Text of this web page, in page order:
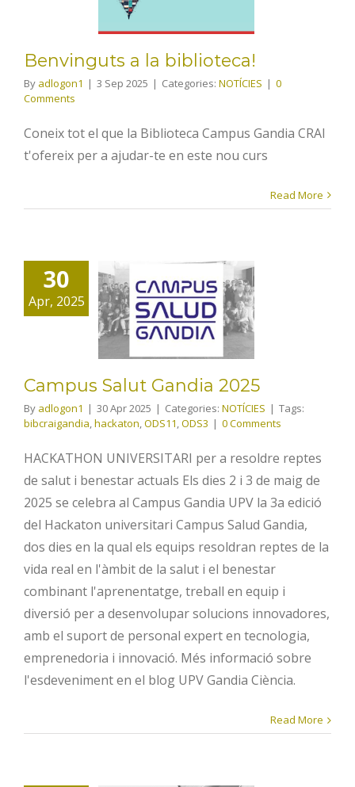
biblioteca!
Benvinguts a la biblioteca!
By adlogon1 | 3 Sep 2025 | Categories: NOTÍCIES | 0
Comments
Coneix tot el que la Biblioteca Campus Gandia CRAI
t'ofereix per a ajudar-te en este nou curs
Read More
30
Apr, 2025
Campus
Salut Gandia
2025
Campus Salut Gandia 2025
By adlogon1 | 30 Apr 2025 | Categories: NOTÍCIES | Tags:
bibcraigandia,hackaton,ODS11,ODS3 | 0 Comments
HACKATHON UNIVERSITARI per a resoldre reptes
de salut i benestar actuals Els dies 2 i 3 de maig de
2025 se celebra al Campus Gandia UPV la 3a edició
del Hackaton universitari Campus Salud Gandia,
dos dies en la qual els equips resoldran reptes de la
vida real en l'àmbit de la salut i el benestar
combinant l'aprenentatge, treball en equip i
diversió per a desenvolupar solucions innovadores,
amb el suport de personal expert en tecnologia,
emprenedoria i innovació. Més informació sobre
l'esdeveniment en el blog UPV Gandia Ciència.
Read More